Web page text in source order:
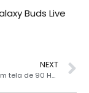
Buds Live
NEXT
Galaxy A52 tem tela de 90 Hz e Snapdragon 720G por R$ 1568